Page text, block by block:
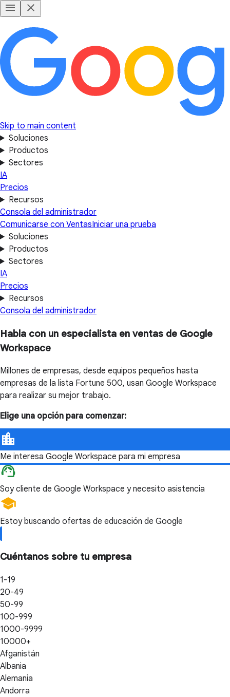
Skip to main content
Soluciones
Productos
Sectores
IA
Precios
Recursos
Consola del administrador
Comunicarse con VentasIniciar una prueba
Soluciones
Productos
Sectores
IA
Precios
Recursos
Consola del administrador
Habla con un especialista en ventas de Google
Workspace
Millones de empresas, desde equipos pequeños hasta
empresas de la lista Fortune 500, usan Google Workspace
para realizar su mejor trabajo.
Elige una opción para comenzar:
Me interesa Google Workspace para mi empresa
Soy cliente de Google Workspace y necesito asistencia
Estoy buscando ofertas de educación de Google
Cuéntanos sobre tu empresa
1-19
20-49
50-99
100-999
1000-9999
10000+
Afganistán
Albania
Alemania
Andorra